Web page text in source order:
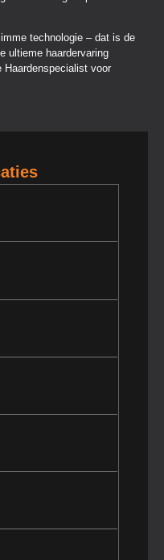
technologie – dat is de
ultieme haardervaring
Haardenspecialist voor